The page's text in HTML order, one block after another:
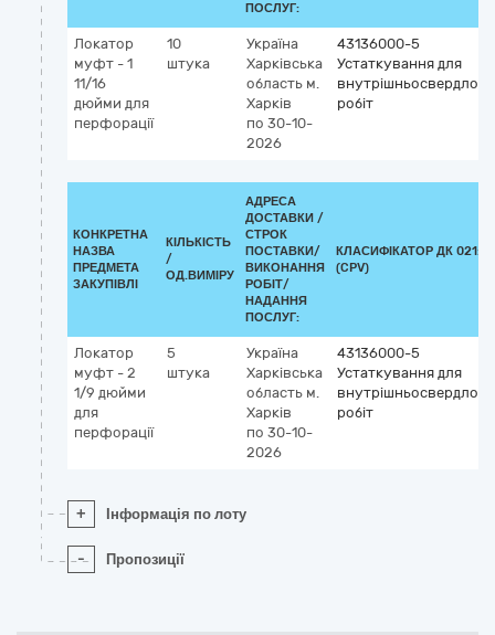
ПОСЛУГ:
Локатор
муфт - 1
11/16
дюйми для
перфорації
10
штука
Україна
Харківська
область м.
Харків
по 30-10-
2026
43136000-5
Устаткування для
робіт
КОНКРЕТНА
НАЗВА
ПРЕДМЕТА
ЗАКУПІВЛІ
КІЛЬКІСТЬ
/
ОД.ВИМІРУ
АДРЕСА
ДОСТАВКИ /
СТРОК
ПОСТАВКИ/
ВИКОНАННЯ
РОБІТ/
НАДАННЯ
ПОСЛУГ:
КЛАСИФІКАТОР ДК
(CPV)
Локатор
муфт - 2
1/9 дюйми
для
перфорації
5
штука
Україна
Харківська
область м.
Харків
по 30-10-
2026
43136000-5
Устаткування для
робіт
+ Інформація по лоту
- Пропозиції